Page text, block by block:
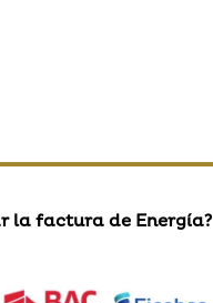
la factura de Energía?